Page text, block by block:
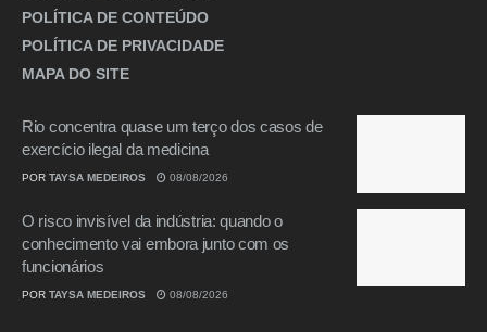
POLÍTICA DE CONTEÚDO
POLÍTICA DE PRIVACIDADE
MAPA DO SITE
Rio concentra quase um terço dos casos de
exercício ilegal da medicina
POR TAYSA MEDEIROS 08/08/2026
O risco invisível da indústria: quando o
conhecimento vai embora junto com os
funcionários
POR TAYSA MEDEIROS 08/08/2026